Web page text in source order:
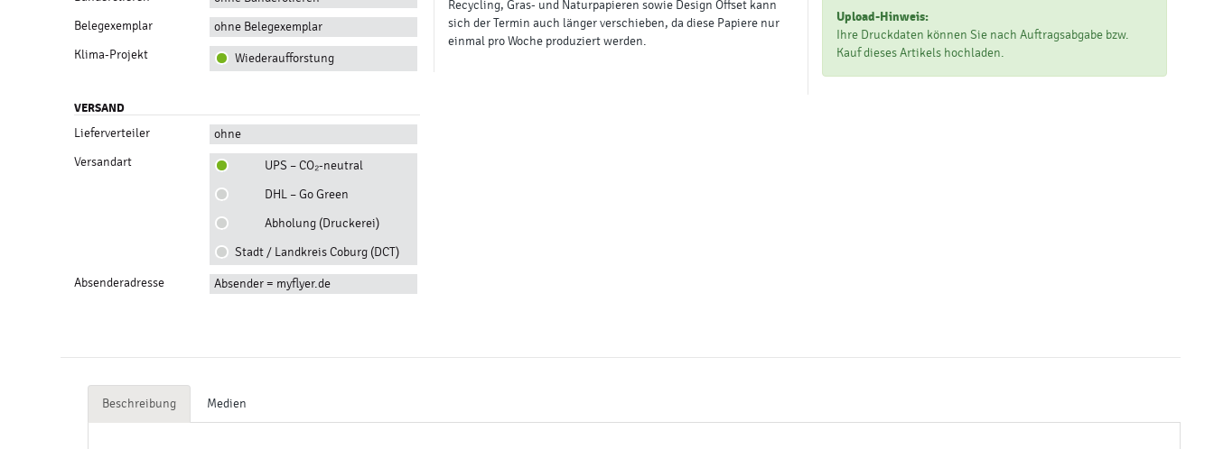
Belegexemplar ohne Belegexemplar
Klima-Projekt Wiederaufforstung
VERSAND
Lieferverteiler ohne
Versandart UPS – CO₂-neutral
DHL – Go Green
Abholung (Druckerei)
Stadt / Landkreis Coburg (DCT)
Absenderadresse Absender = myflyer.de
Recycling, Gras- und Naturpapieren sowie Design Offset kann
sich der Termin auch länger verschieben, da diese Papiere nur
einmal pro Woche produziert werden.
Upload-Hinweis:
Ihre Druckdaten können Sie nach Auftragsabgabe bzw.
Kauf dieses Artikels hochladen.
Beschreibung Medien